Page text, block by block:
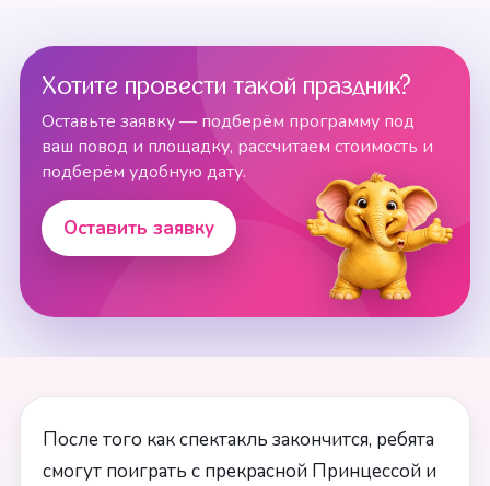
Хотите провести такой праздник?
Оставьте заявку — подберём программу под
ваш повод и площадку, рассчитаем стоимость и
подберём удобную дату.
Оставить заявку
После того как спектакль закончится, ребята
смогут поиграть с прекрасной Принцессой и